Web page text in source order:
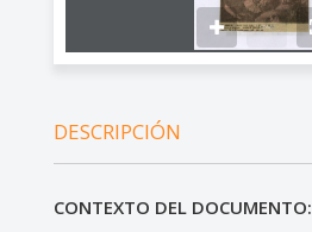
DESCRIPCIÓN
CONTEXTO DEL DOCUMENTO: